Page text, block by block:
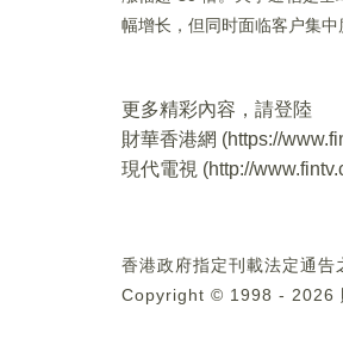
幅增长，但同时面临客户集
更多精彩內容，請登陸
財華香港網 (https://
現代電視 (http://
香港政府指定刊載法定通告
Copyright © 1998 - 2026